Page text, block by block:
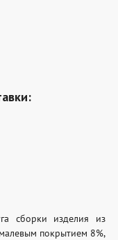
сборки изделия из
покрытием 8%,